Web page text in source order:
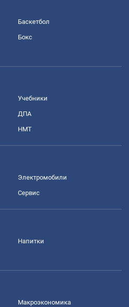
Баскетбол
Бокс
Учебники
ДПА
НМТ
Электромобили
Сервис
Напитки
Mакроэкономика